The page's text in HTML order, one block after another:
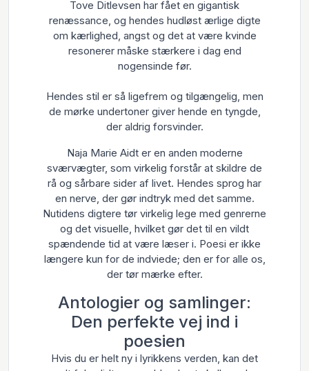
Tove Ditlevsen har fået en gigantisk
renæssance, og hendes hudløst ærlige digte
om kærlighed, angst og det at være kvinde
resonerer måske stærkere i dag end
nogensinde før.
Hendes stil er så ligefrem og tilgængelig, men
de mørke undertoner giver hende en tyngde,
der aldrig forsvinder.
Naja Marie Aidt er en anden moderne
sværvægter, som virkelig forstår at skildre de
rå og sårbare sider af livet. Hendes sprog har
en nerve, der gør indtryk med det samme.
Nutidens digtere tør virkelig lege med genrerne
og det visuelle, hvilket gør det til en vildt
spændende tid at være læser i. Poesi er ikke
længere kun for de indviede; den er for alle os,
der tør mærke efter.
Antologier og samlinger:
Den perfekte vej ind i
poesien
Hvis du er helt ny i lyrikkens verden, kan det